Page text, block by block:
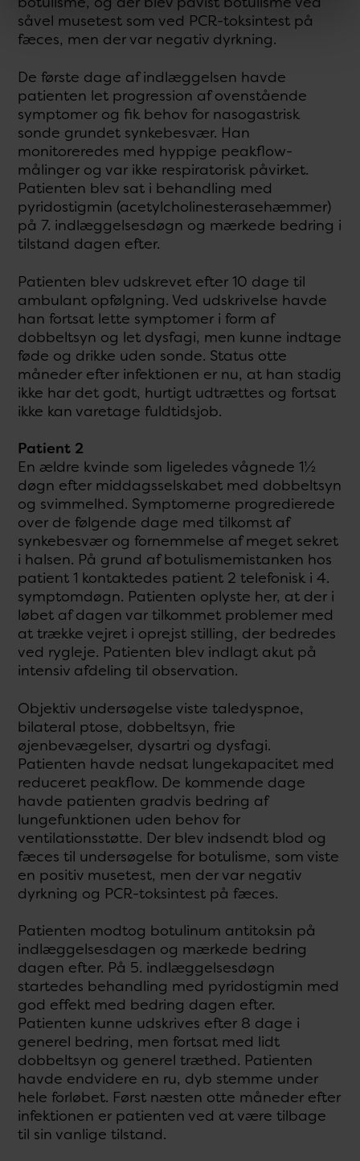
såvel musetest som ved PCR-toksintest på
fæces, men der var negativ dyrkning.
De første dage af indlæggelsen havde
patienten let progression af ovenstående
symptomer og fik behov for nasogastrisk
sonde grundet synkebesvær. Han
monitoreredes med hyppige peakflow-
målinger og var ikke respiratorisk påvirket.
Patienten blev sat i behandling med
pyridostigmin (acetylcholinesterasehæmmer)
på 7. indlæggelsesdøgn og mærkede bedring i
tilstand dagen efter.
Patienten blev udskrevet efter 10 dage til
ambulant opfølgning. Ved udskrivelse havde
han fortsat lette symptomer i form af
dobbeltsyn og let dysfagi, men kunne indtage
føde og drikke uden sonde. Status otte
måneder efter infektionen er nu, at han stadig
ikke har det godt, hurtigt udtrættes og fortsat
ikke kan varetage fuldtidsjob.
Patient 2
En ældre kvinde som ligeledes vågnede 1½
døgn efter middagsselskabet med dobbeltsyn
og svimmelhed. Symptomerne progredierede
over de følgende dage med tilkomst af
synkebesvær og fornemmelse af meget sekret
i halsen. På grund af botulismemistanken hos
patient 1 kontaktedes patient 2 telefonisk i 4.
symptomdøgn. Patienten oplyste her, at der i
løbet af dagen var tilkommet problemer med
at trække vejret i oprejst stilling, der bedredes
ved rygleje. Patienten blev indlagt akut på
intensiv afdeling til observation.
Objektiv undersøgelse viste taledyspnoe,
bilateral ptose, dobbeltsyn, frie
øjenbevægelser, dysartri og dysfagi.
Patienten havde nedsat lungekapacitet med
reduceret peakflow. De kommende dage
havde patienten gradvis bedring af
lungefunktionen uden behov for
ventilationsstøtte. Der blev indsendt blod og
fæces til undersøgelse for botulisme, som viste
en positiv musetest, men der var negativ
dyrkning og PCR-toksintest på fæces.
Patienten modtog botulinum antitoksin på
indlæggelsesdagen og mærkede bedring
dagen efter. På 5. indlæggelsesdøgn
startedes behandling med pyridostigmin med
god effekt med bedring dagen efter.
Patienten kunne udskrives efter 8 dage i
generel bedring, men fortsat med lidt
dobbeltsyn og generel træthed. Patienten
havde endvidere en ru, dyb stemme under
hele forløbet. Først næsten otte måneder efter
infektionen er patienten ved at være tilbage
til sin vanlige tilstand.